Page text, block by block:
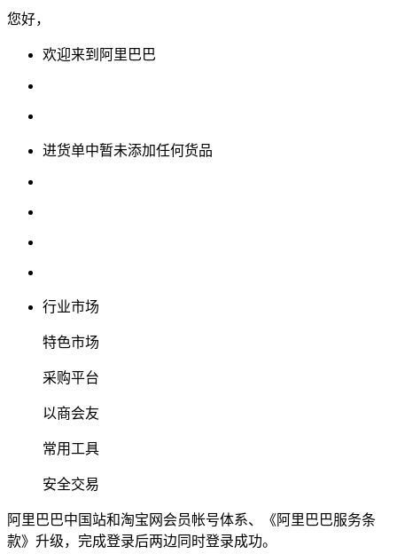
您好，
欢迎来到阿里巴巴
进货单中暂未添加任何货品
行业市场
特色市场
采购平台
以商会友
常用工具
安全交易
阿里巴巴中国站和淘宝网会员帐号体系、《阿里巴巴服务条
款》升级，完成登录后两边同时登录成功。